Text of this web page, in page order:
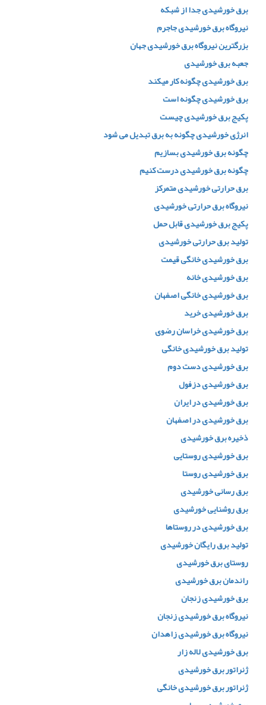
برق خورشیدی جدا از شبکه
نیروگاه برق خورشیدی جاجرم
بزرگترین نیروگاه برق خورشیدی جهان
جعبه برق خورشیدی
برق خورشیدی چگونه کار میکند
برق خورشیدی چگونه است
پکیج برق خورشیدی چیست
انرژی خورشیدی چگونه به برق تبدیل می شود
چگونه برق خورشیدی بسازیم
چگونه برق خورشیدی درست کنیم
برق حرارتی خورشیدی متمرکز
نیروگاه برق حرارتی خورشیدی
پکیج برق خورشیدی قابل حمل
تولید برق حرارتی خورشیدی
برق خورشیدی خانگی قیمت
برق خورشیدی خانه
برق خورشیدی خانگی اصفهان
برق خورشیدی خرید
برق خورشیدی خراسان رضوی
تولید برق خورشیدی خانگی
برق خورشیدی دست دوم
برق خورشیدی دزفول
برق خورشیدی در ایران
برق خورشیدی در اصفهان
ذخیره برق خورشیدی
برق خورشیدی روستایی
برق خورشیدی روستا
برق رسانی خورشیدی
برق روشنایی خورشیدی
برق خورشیدی در روستاها
تولید برق رایگان خورشیدی
روستای برق خورشیدی
راندمان برق خورشیدی
برق خورشیدی زنجان
نیروگاه برق خورشیدی زنجان
نیروگاه برق خورشیدی زاهدان
برق خورشیدی لاله زار
ژنراتور برق خورشیدی
ژنراتور برق خورشیدی خانگی